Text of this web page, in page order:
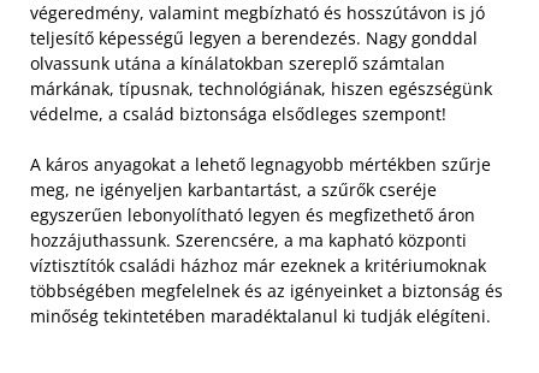
végeredmény, valamint megbízható és hosszútávon is jó
teljesítő képességű legyen a berendezés. Nagy gonddal
olvassunk utána a kínálatokban szereplő számtalan
márkának, típusnak, technológiának, hiszen egészségünk
védelme, a család biztonsága elsődleges szempont!
A káros anyagokat a lehető legnagyobb mértékben szűrje
meg, ne igényeljen karbantartást, a szűrők cseréje
egyszerűen lebonyolítható legyen és megfizethető áron
hozzájuthassunk. Szerencsére, a ma kapható központi
víztisztítók családi házhoz már ezeknek a kritériumoknak
többségében megfelelnek és az igényeinket a biztonság és
minőség tekintetében maradéktalanul ki tudják elégíteni.